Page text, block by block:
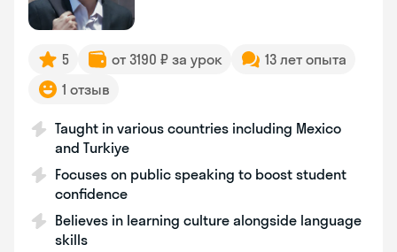
5 от 3190 ₽ за урок
13 лет опыта
1 отзыв
Taught in various countries including Mexico
and Turkiye
Focuses on public speaking to boost student
confidence
Believes in learning culture alongside language
skills